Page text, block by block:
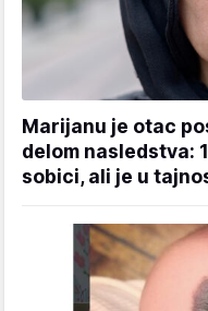
Marijanu je otac
delom nasledstva:
sobici, ali je u